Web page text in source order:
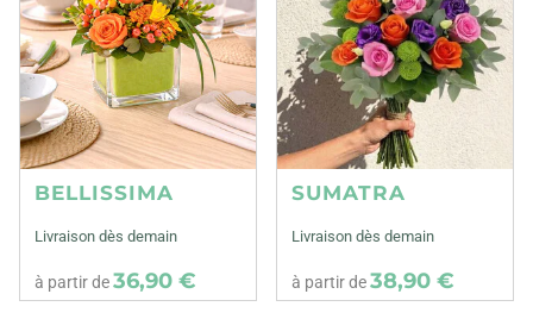
BELLISSIMA
Livraison dès demain
à partir de36,90 €
SUMATRA
Livraison dès demain
à partir de38,90 €